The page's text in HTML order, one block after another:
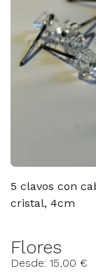
5 clavos con
cristal, 4cm
Flores
Desde: 15,00 €